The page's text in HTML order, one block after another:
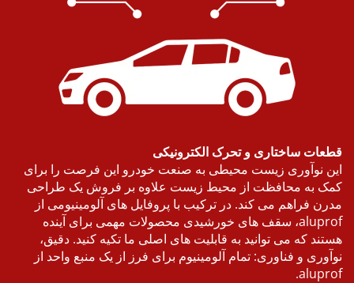
ساختاری و تحرک الکترونیکی
نوآوری زیست محیطی به صنعت خودرو این فرصت را برای
به محافظت از محیط زیست علاوه بر فروش یک طراحی
فراهم می کند. در ترکیب با پروفایل های آلومینیومی از
aluprof، سقف های خورشیدی محصولات مهمی برای آینده
که می توانید به قابلیت های اصلی ما تکیه کنید. دقیق،
و فناوری: تمام آلومینیوم برای فرز از یک منبع واحد از